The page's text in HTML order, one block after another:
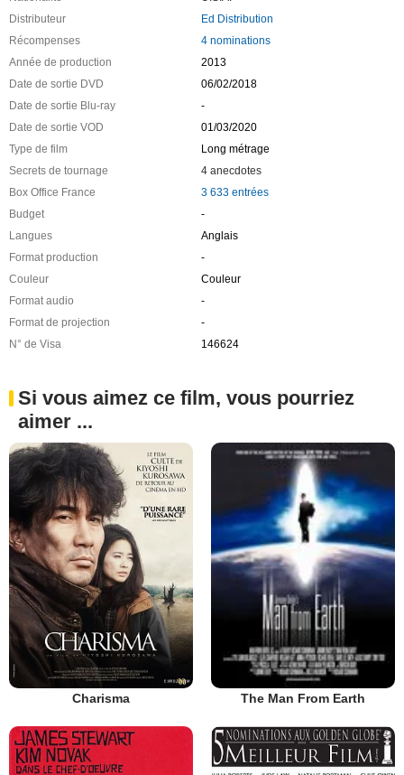
Distributeur
Ed Distribution
Récompenses
4 nominations
Année de production
2013
Date de sortie DVD
06/02/2018
Date de sortie Blu-ray
-
Date de sortie VOD
01/03/2020
Type de film
Long métrage
Secrets de tournage
4 anecdotes
Box Office France
3 633 entrées
Budget
-
Langues
Anglais
Format production
-
Couleur
Couleur
Format audio
-
Format de projection
-
N° de Visa
146624
Si vous aimez ce film, vous pourriez
aimer ...
Charisma The Man From Earth